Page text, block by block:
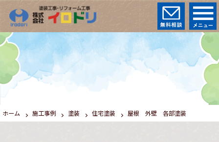
ホーム 施工事例 塗装 住宅塗装 屋根 外壁 各部塗装